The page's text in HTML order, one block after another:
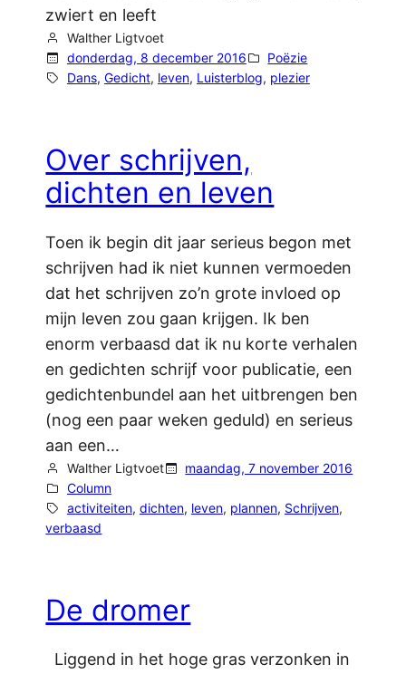
zwiert en leeft
Walther Ligtvoet
donderdag, 8 december 2016
Poëzie
Dans, Gedicht, leven, Luisterblog, plezier
Over schrijven,
dichten en leven
Toen ik begin dit jaar serieus begon met
schrijven had ik niet kunnen vermoeden
dat het schrijven zo’n grote invloed op
mijn leven zou gaan krijgen. Ik ben
enorm verbaasd dat ik nu korte verhalen
en gedichten schrijf voor publicatie, een
gedichtenbundel aan het uitbrengen ben
(nog een paar weken geduld) en serieus
aan een…
Walther Ligtvoet
maandag, 7 november 2016
Column
activiteiten, dichten, leven, plannen, Schrijven,
verbaasd
De dromer
Liggend in het hoge gras verzonken in